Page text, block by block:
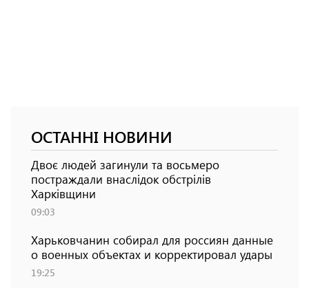
ОСТАННІ НОВИНИ
Двоє людей загинули та восьмеро
постраждали внаслідок обстрілів
Харківщини
09:03
Харьковчанин собирал для россиян данные
о военных объектах и ​​корректировал удары
19:25